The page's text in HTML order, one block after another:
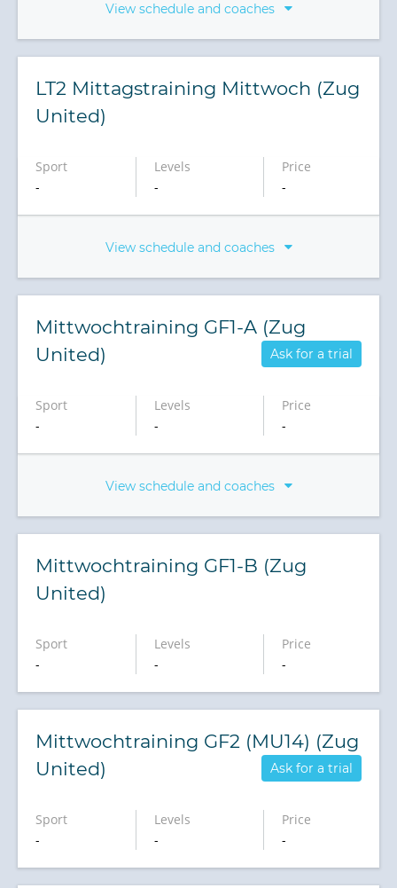
View schedule and coaches
LT2 Mittagstraining Mittwoch (Zug
United)
Sport
-
Levels
-
Price
-
View schedule and coaches
Mittwochtraining GF1-A (Zug
United)
Ask for a trial
Sport
-
Levels
-
Price
-
View schedule and coaches
Mittwochtraining GF1-B (Zug
United)
Sport
-
Levels
-
Price
-
Mittwochtraining GF2 (MU14) (Zug
United)
Ask for a trial
Sport
-
Levels
-
Price
-